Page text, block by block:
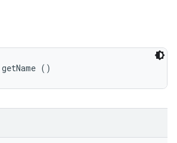
()